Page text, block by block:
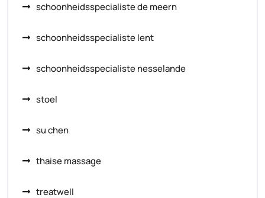
schoonheidsspecialiste de meern
schoonheidsspecialiste lent
schoonheidsspecialiste nesselande
stoel
su chen
thaise massage
treatwell